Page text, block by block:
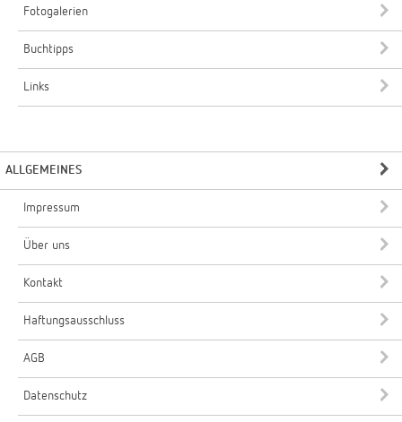
Fotogalerien
Buchtipps
Links
ALLGEMEINES
Impressum
Über uns
Kontakt
Haftungsausschluss
AGB
Datenschutz